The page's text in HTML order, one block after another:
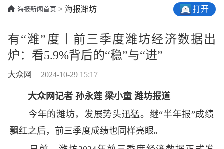
海报新闻首页 > 海报潍坊 打开
有“潍”度丨前三季度潍坊经济数据出
炉：看5.9%背后的“稳”与“进”
大众网 2024-10-29 15:17
大众网记者 孙永莲 梁小童 潍坊报道
今年的潍坊，发展势头迅猛。继“半年报”成绩
飘红之后，前三季度成绩也同样亮眼。